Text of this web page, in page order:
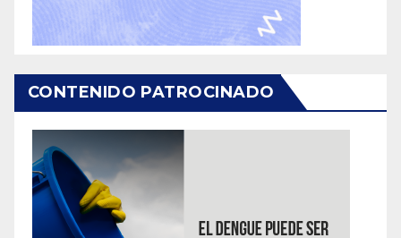
CONTENIDO PATROCINADO